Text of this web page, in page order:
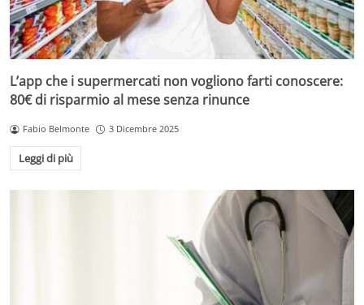
L’app che i supermercati non vogliono farti conoscere:
80€ di risparmio al mese senza rinunce
Fabio Belmonte 3 Dicembre 2025
Leggi di più